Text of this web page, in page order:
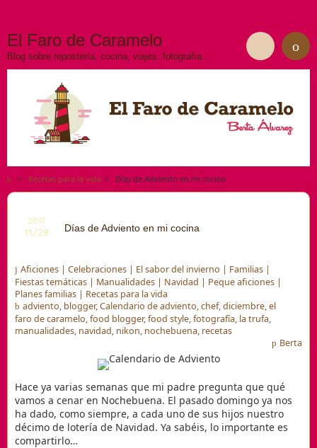
El Faro de Caramelo
Blog sobre repostería, cocina, viajes, fotografía...
> Recetas para la vida > Días de Adviento en mi cocina
2017
11/28 Días de Adviento en mi cocina
Aficiones| Celebraciones| El sabor del invierno | Familias|
Fiestas temáticas | Manualidades | Navidad | Peque aficiones |
Planes familias | Recetas para la vida
adviento, blogger,Calendario de adviento,chef,diciembre,el
faro de caramelo,food blogger,food style,fotografía, la trufa,
manualidades, navidad, nikon, nochebuena, recetas
Berta
Hace ya varias semanas que mi padre pregunta que qué
vamos a cenar en Nochebuena. El pasado domingo ya nos
ha dado, como siempre, a cada uno de sus hijos nuestro
décimo de lotería de Navidad. Ya sabéis, lo importante es
compartirlo…